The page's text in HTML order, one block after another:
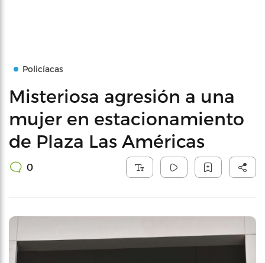
Policíacas
Misteriosa agresión a una
mujer en estacionamiento
de Plaza Las Américas
0